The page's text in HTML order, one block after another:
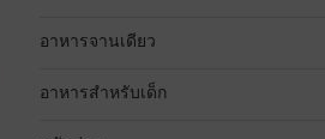
อาหารจานเดียว
อาหารสำหรับเด็ก